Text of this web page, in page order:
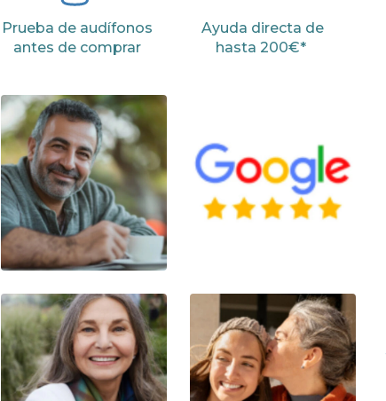
Prueba de audífonos
antes de comprar
Ayuda directa de
hasta 200€*
Anterior